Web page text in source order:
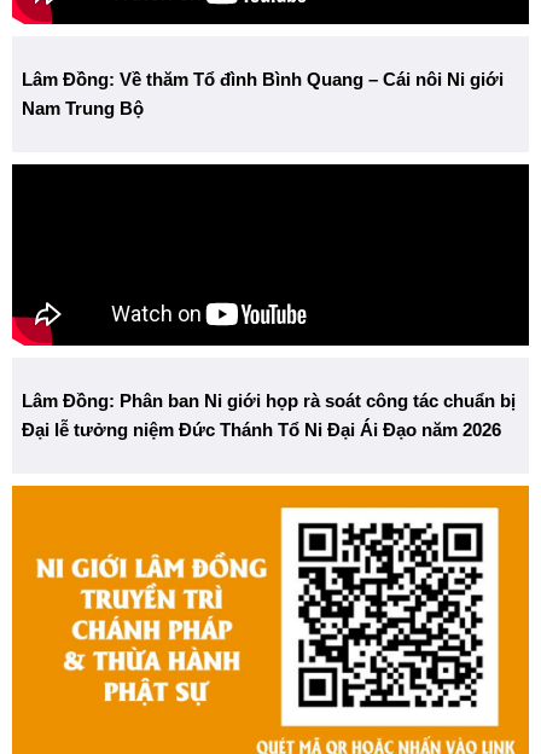
Lâm Đồng: Về thăm Tổ đình Bình Quang – Cái nôi Ni giới
Nam Trung Bộ
Lâm Đồng: Phân ban Ni giới họp rà soát công tác chuẩn bị
Đại lễ tưởng niệm Đức Thánh Tổ Ni Đại Ái Đạo năm 2026